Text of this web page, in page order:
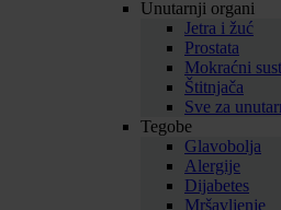
Unutarnji organi
Jetra i žuć
Prostata
Mokraćni
Štitnjača
Sve za
Tegobe
Glavobolja
Alergije
Dijabetes
Mršavljenje